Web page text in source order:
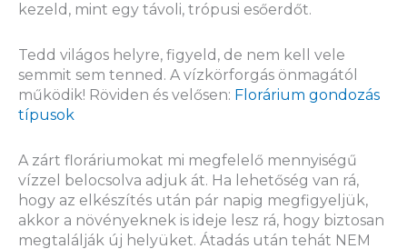
kezeld, mint egy távoli, trópusi esőerdőt.
Tedd világos helyre, figyeld, de nem kell vele
semmit sem tenned. A vízkörforgás önmagától
működik! Röviden és velősen: Florárium gondozás
típusok
A zárt floráriumokat mi megfelelő mennyiségű
vízzel belocsolva adjuk át. Ha lehetőség van rá,
hogy az elkészítés után pár napig megfigyeljük,
akkor a növényeknek is ideje lesz rá, hogy biztosan
megtalálják új helyüket. Átadás után tehát NEM